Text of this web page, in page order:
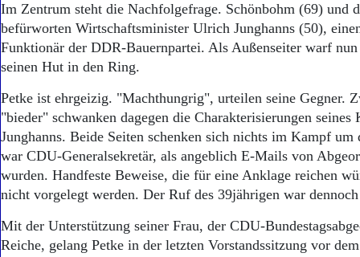
Datenschutz
Im Zentrum steht die Nachfolgefrage. Schönbohm (69) und
befürworten Wirtschaftsminister Ulrich Junghanns (50),
Funktionär der DDR-Bauernpartei. Als Außenseiter warf nun
seinen Hut in den Ring.
Petke ist ehrgeizig. "Machthungrig", urteilen seine Gegner.
"bieder" schwanken dagegen die Charakterisierungen seines
Junghanns. Beide Seiten schenken sich nichts im Kampf um
war CDU-Generalsekretär, als angeblich E-Mails von
wurden. Handfeste Beweise, die für eine Anklage reichen
nicht vorgelegt werden. Der Ruf des 39jährigen war
Mit der Unterstützung seiner Frau, der CDU-
Reiche, gelang Petke in der letzten Vorstandssitzung vor